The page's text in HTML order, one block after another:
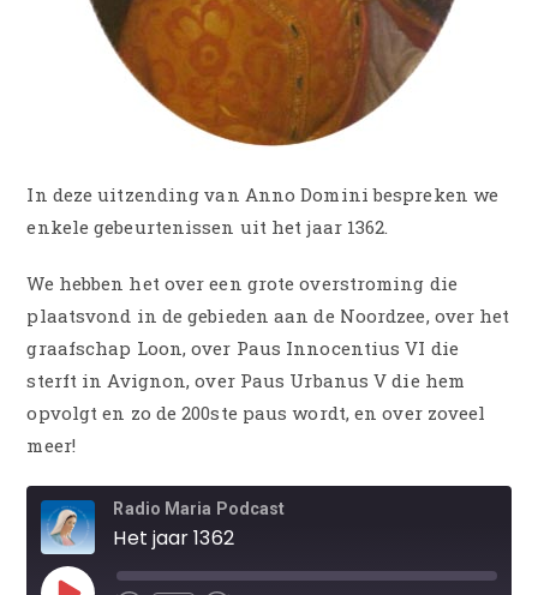
In deze uitzending van Anno Domini bespreken we
enkele gebeurtenissen uit het jaar 1362.
We hebben het over een grote overstroming die
plaatsvond in de gebieden aan de Noordzee, over het
graafschap Loon, over Paus Innocentius VI die
sterft in Avignon, over Paus Urbanus V die hem
opvolgt en zo de 200ste paus wordt, en over zoveel
meer!
Radio Maria Podcast
Het jaar 1362